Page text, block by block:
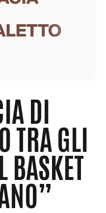
DI
TRA GLI
BASKET